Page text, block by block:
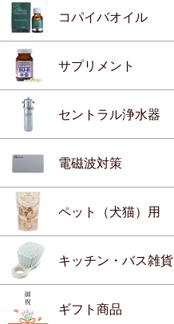
コパイバオイル
サプリメント
セントラル浄水器
電磁波対策
ペット（犬猫）用
キッチン・バス雑貨
ギフト商品